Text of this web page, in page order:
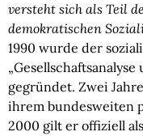
versteht sich als Teil
demokratischen
1990 wurde der
gegründet. Zwei
ihrem bundesweiten
2000 gilt er offiziell